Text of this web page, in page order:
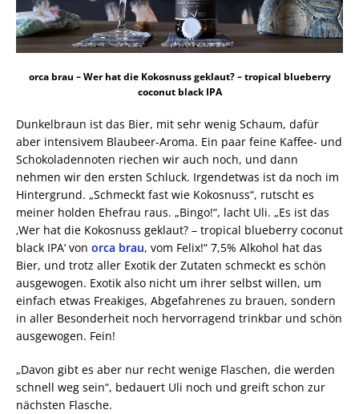
orca brau –Wer hat die Kokosnuss geklaut? – tropical blueberry
coconut black IPA
Dunkelbraun ist das Bier, mit sehr wenig Schaum, dafür
aber intensivem Blaubeer-Aroma. Ein paar feine Kaffee- und
Schokoladennoten riechen wir auch noch, und dann
nehmen wir den ersten Schluck. Irgendetwas ist da noch im
Hintergrund. „Schmeckt fast wie Kokosnuss“, rutscht es
meiner holden Ehefrau raus. „Bingo!“, lacht Uli. „Es ist das
‚Wer hat die Kokosnuss geklaut? – tropical blueberry coconut
black IPA‘ von orca brau, vom Felix!“ 7,5% Alkohol hat das
Bier, und trotz aller Exotik der Zutaten schmeckt es schön
ausgewogen. Exotik also nicht um ihrer selbst willen, um
einfach etwas Freakiges, Abgefahrenes zu brauen, sondern
in aller Besonderheit noch hervorragend trinkbar und schön
ausgewogen. Fein!
„Davon gibt es aber nur recht wenige Flaschen, die werden
schnell weg sein“, bedauert Uli noch und greift schon zur
nächsten Flasche.